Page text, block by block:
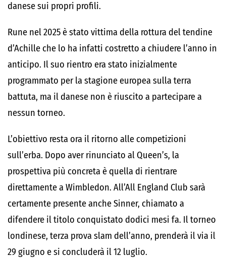
danese sui propri profili.
Rune nel 2025 è stato vittima della rottura del tendine
d’Achille che lo ha infatti costretto a chiudere l’anno in
anticipo. Il suo rientro era stato inizialmente
programmato per la stagione europea sulla terra
battuta, ma il danese non è riuscito a partecipare a
nessun torneo.
L’obiettivo resta ora il ritorno alle competizioni
sull’erba. Dopo aver rinunciato al Queen’s, la
prospettiva più concreta è quella di rientrare
direttamente a Wimbledon. All’All England Club sarà
certamente presente anche Sinner, chiamato a
difendere il titolo conquistato dodici mesi fa. Il torneo
londinese, terza prova slam dell’anno, prenderà il via il
29 giugno e si concluderà il 12 luglio.